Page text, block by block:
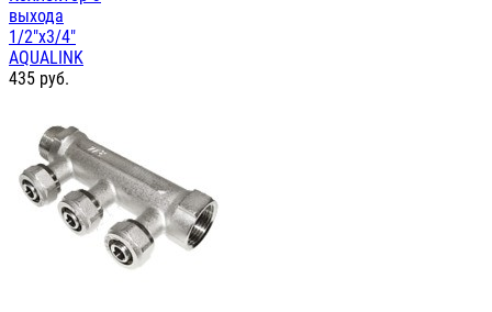
выхода
1/2"х3/4"
AQUALINK
435 руб.